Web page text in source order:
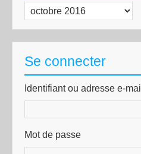
Archives
Se connecter
Identifiant ou adresse e-mail
Mot de passe